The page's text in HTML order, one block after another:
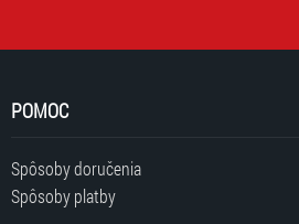
POMOC
Spôsoby doručenia
Spôsoby platby